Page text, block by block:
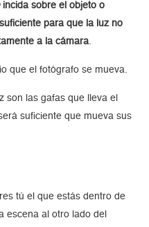
incida sobre el objeto o
para que la luz no
a la cámara.
que el fotógrafo se mueva.
son las gafas que lleva el
suficiente que mueva sus
tú el que estás dentro de
escena al otro lado del